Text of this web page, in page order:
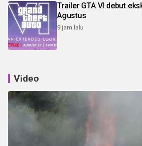
Trailer GTA VI debut
Agustus
9 jam lalu
Video